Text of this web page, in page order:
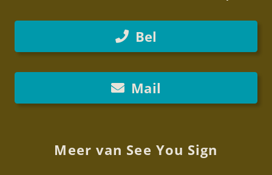
Bel
Mail
Meer van See You Sign